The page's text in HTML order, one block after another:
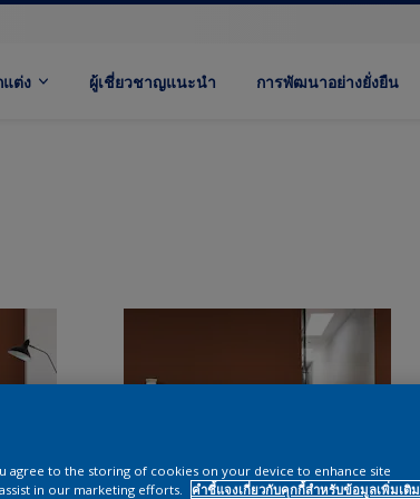
แต่ง ผู้เชี่ยวชาญแนะนำ การพัฒนาอย่างยั่งยืน
agree to the storing of cookies on your device to enhance site
in our marketing efforts.
คำชี้แจงเกี่ยวกับคุกกี้สำหรับข้อมูลเพิ่มเติม